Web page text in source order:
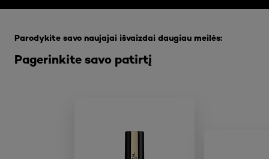
Pagerinkite savo patirtį
Parodykite savo naujajai išvaizdai daugiau meilės: